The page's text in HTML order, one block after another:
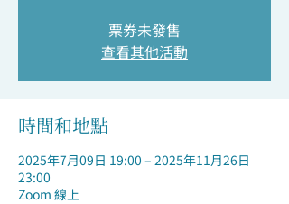
票券未發售
查看其他活動
時間和地點
2025年7月09日 19:00 – 2025年11月26日
23:00
Zoom 線上